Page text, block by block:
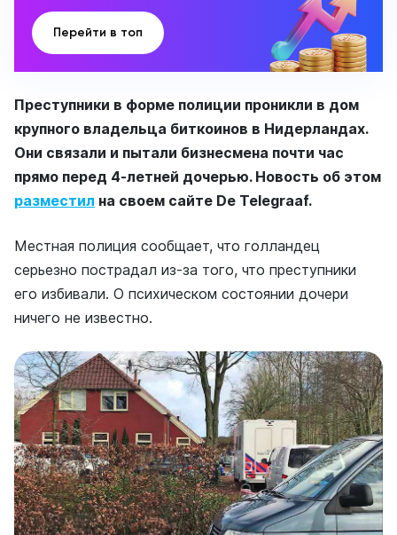
Перейти в топ
Преступники в форме полиции проникли в дом
крупного владельца биткоинов в Нидерландах.
Они связали и пытали бизнесмена почти час
прямо перед 4-летней дочерью. Новость об этом
разместил на своем сайте De Telegraaf.
Местная полиция сообщает, что голландец
серьезно пострадал из-за того, что преступники
его избивали. О психическом состоянии дочери
ничего не известно.